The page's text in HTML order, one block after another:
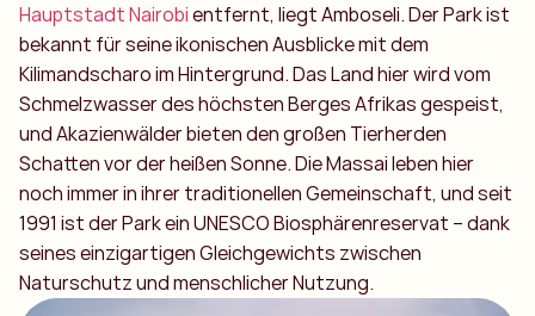
Hauptstadt Nairobientfernt, liegt Amboseli. Der Park ist
bekannt für seine ikonischen Ausblicke mit dem
Kilimandscharo im Hintergrund. Das Land hier wird vom
Schmelzwasser des höchsten Berges Afrikas gespeist,
und Akazienwälder bieten den großen Tierherden
Schatten vor der heißen Sonne. Die Massai leben hier
noch immer in ihrer traditionellen Gemeinschaft, und seit
1991 ist der Park ein UNESCO Biosphärenreservat – dank
seines einzigartigen Gleichgewichts zwischen
Naturschutz und menschlicher Nutzung.